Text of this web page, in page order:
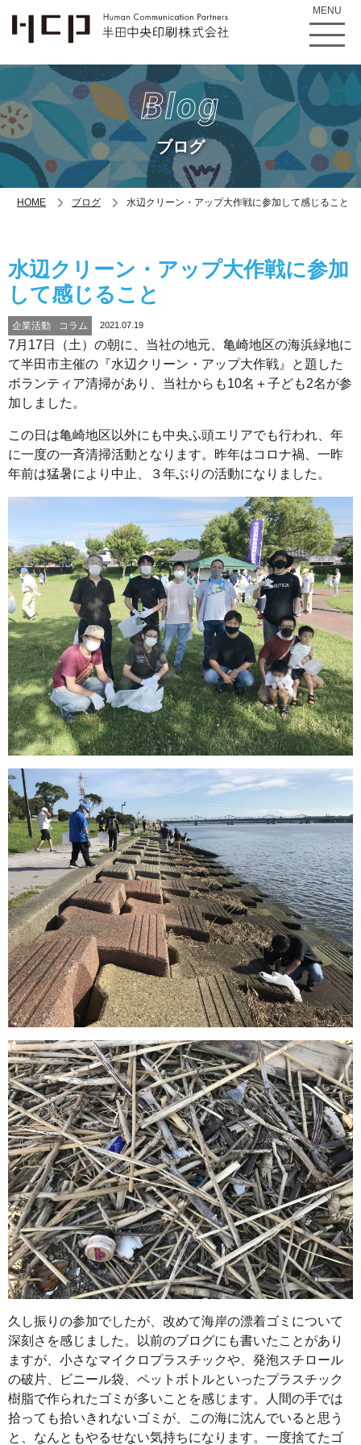
MENU
Blog
ブログ
HOME ブログ 水辺クリーン・アップ大作戦に参加して感じること
水辺クリーン・アップ大作戦に参加
して感じること
企業活動 コラム 2021.07.19
7月17日（土）の朝に、当社の地元、亀崎地区の海浜緑地に
て半田市主催の『水辺クリーン・アップ大作戦』と題した
ボランティア清掃があり、当社からも10名＋子ども2名が参
加しました。
この日は亀崎地区以外にも中央ふ頭エリアでも行われ、年
に一度の一斉清掃活動となります。昨年はコロナ禍、一昨
年前は猛暑により中止、３年ぶりの活動になりました。
久し振りの参加でしたが、改めて海岸の漂着ゴミについて
深刻さを感じました。以前のブログにも書いたことがあり
ますが、小さなマイクロプラスチックや、発泡スチロール
の破片、ビニール袋、ペットボトルといったプラスチック
樹脂で作られたゴミが多いことを感じます。人間の手では
拾っても拾いきれないゴミが、この海に沈んでいると思う
と、なんともやるせない気持ちになります。一度捨てたゴ